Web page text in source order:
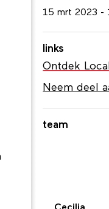
project
links
Ontdek